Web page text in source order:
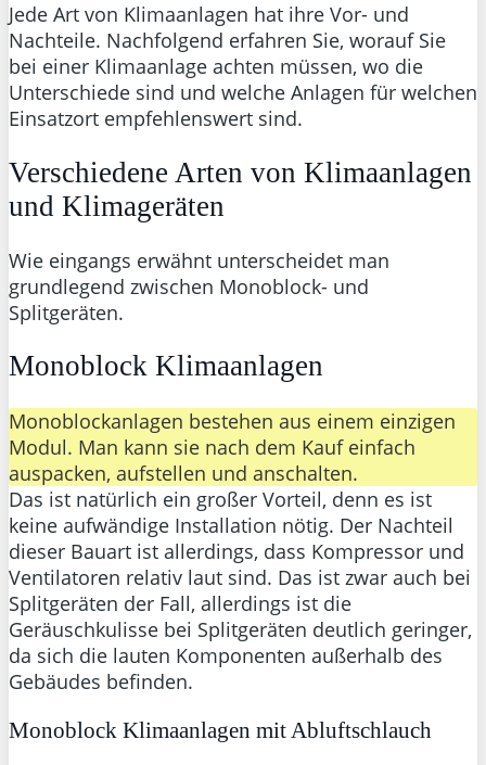
Jede Art von Klimaanlagen hat ihre Vor- und
Nachteile. Nachfolgend erfahren Sie, worauf Sie
bei einer Klimaanlage achten müssen, wo die
Unterschiede sind und welche Anlagen für welchen
Einsatzort empfehlenswert sind.
Verschiedene Arten von Klimaanlagen
und Klimageräten
Wie eingangs erwähnt unterscheidet man
grundlegend zwischen Monoblock- und
Splitgeräten.
Monoblock Klimaanlagen
Monoblockanlagen bestehen aus einem einzigen
Modul. Man kann sie nach dem Kauf einfach
auspacken, aufstellen und anschalten.
Das ist natürlich ein großer Vorteil, denn es ist
keine aufwändige Installation nötig. Der Nachteil
dieser Bauart ist allerdings, dass Kompressor und
Ventilatoren relativ laut sind. Das ist zwar auch bei
Splitgeräten der Fall, allerdings ist die
Geräuschkulisse bei Splitgeräten deutlich geringer,
da sich die lauten Komponenten außerhalb des
Gebäudes befinden.
Monoblock Klimaanlagen mit Abluftschlauch